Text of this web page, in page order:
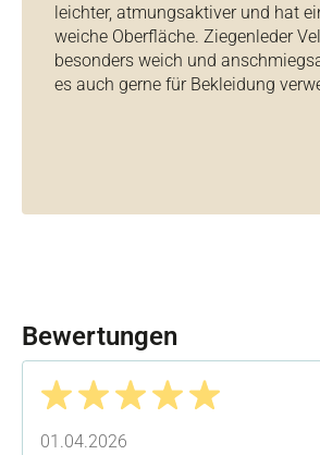
leichter, atmungsaktiver und hat
weiche Oberfläche. Ziegenleder
besonders weich und
es auch gerne für Bekleidung
Bewertungen
01.04.2026